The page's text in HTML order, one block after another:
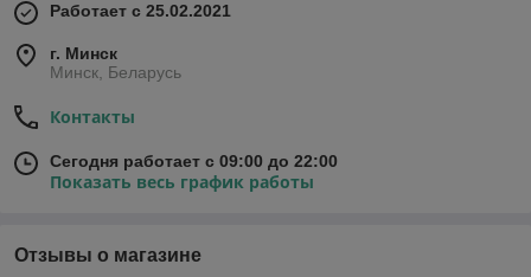
Работает с 25.02.2021
г. Минск
Минск, Беларусь
Контакты
Сегодня работает с 09:00 до 22:00
Показать весь график работы
Отзывы о магазине